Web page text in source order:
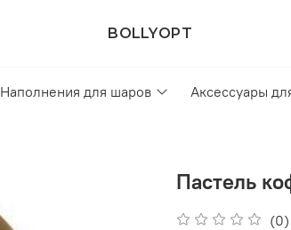
BOLLYOPT
Наполнения для шаров Аксессуары
Пастель
(0)